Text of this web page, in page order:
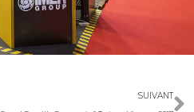
SUIVANT